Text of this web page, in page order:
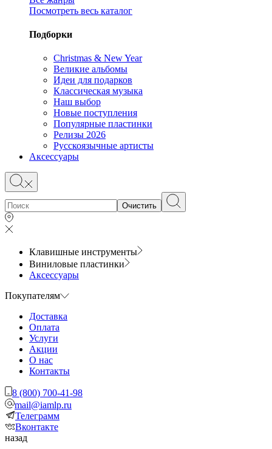
Посмотреть весь каталог
Подборки
Christmas & New Year
Великие альбомы
Идеи для подарков
Классическая музыка
Наш выбор
Новые поступления
Популярные пластинки
Релизы 2026
Русскоязычные артисты
Аксессуары
Очистить
Клавишные инструменты
Виниловые пластинки
Аксессуары
Покупателям
Доставка
Оплата
Услуги
Акции
О нас
Контакты
8 (800) 700-41-98
mail@iamlp.ru
Телеграмм
Вконтакте
назад